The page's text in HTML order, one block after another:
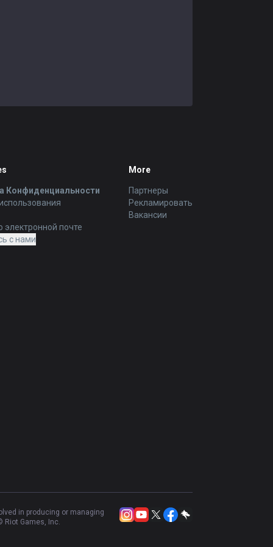
Конфиденциальности
электронной почте
с нами
More
Партнеры
Рекламировать
Вакансии
in producing or managing
Riot Games, Inc.